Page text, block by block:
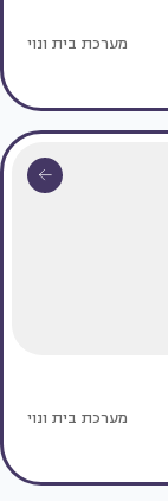
מערכת בית ונוי
מערכת בית ונוי